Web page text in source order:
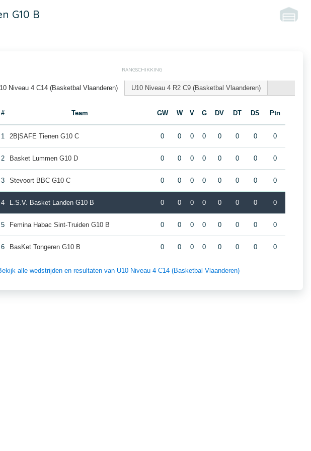
G10 B
RANGSCHIKKING
Niveau 4 C14 (Basketbal Vlaanderen) U10 Niveau 4 R2 C9 (Basketbal Vlaanderen)
# Team GW W V G DV DT DS Ptn
1 2B|SAFE Tienen G10 C 0 0 0 0 0 0 0 0
2 Basket Lummen G10 D 0 0 0 0 0 0 0 0
3 Stevoort BBC G10 C 0 0 0 0 0 0 0 0
4 L.S.V. Basket Landen G10 B 0 0 0 0 0 0 0 0
5 Femina Habac Sint-Truiden G10 B 0 0 0 0 0 0 0 0
6 BasKet Tongeren G10 B 0 0 0 0 0 0 0 0
alle wedstrijden en resultaten van U10 Niveau 4 C14 (Basketbal Vlaanderen)